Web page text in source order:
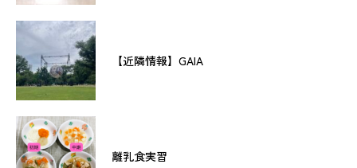
【近隣情報】GAIA
離乳食実習